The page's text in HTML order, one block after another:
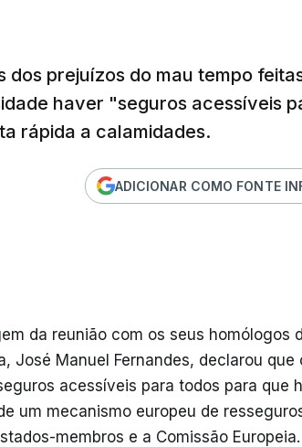
prejuízos do mau tempo
haver "seguros acessíveis
rápida a calamidades.
ADICIONAR COMO FONTE
da reunião com os seus homólogos
José Manuel Fernandes, declarou que
acessíveis para todos para que
um mecanismo europeu de
membros e a Comissão Europeia.